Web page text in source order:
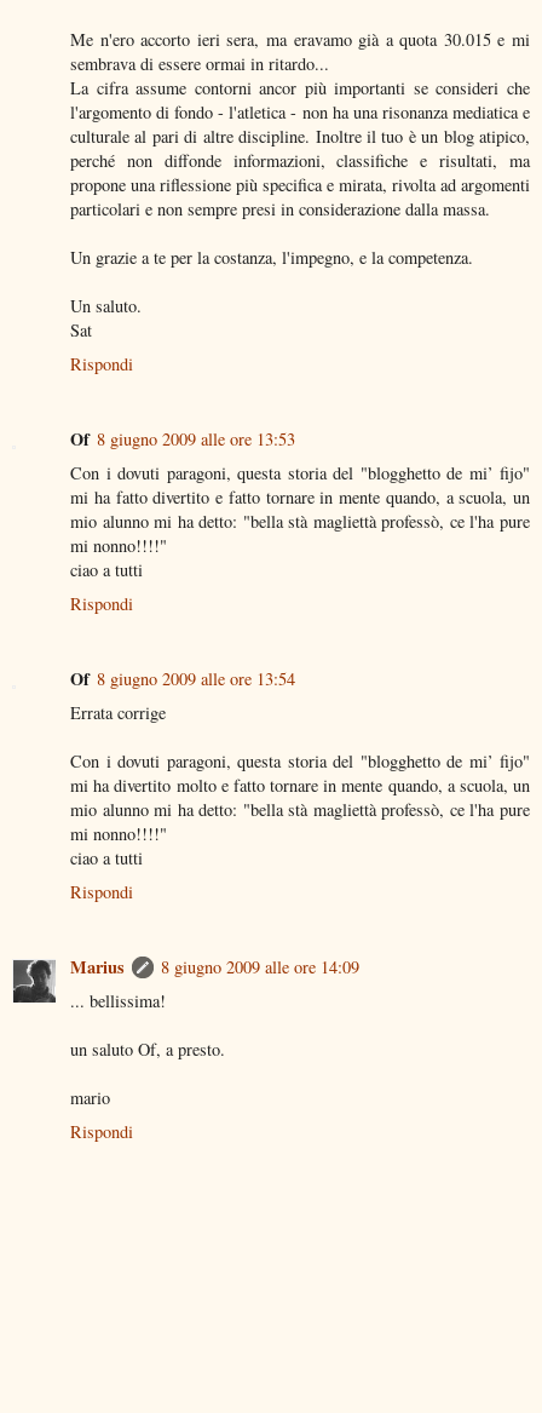
Me n'ero accorto ieri sera, ma eravamo già a quota 30.015 e mi
sembrava di essere ormai in ritardo...
La cifra assume contorni ancor più importanti se consideri che
l'argomento di fondo - l'atletica - non ha una risonanza mediatica e
culturale al pari di altre discipline. Inoltre il tuo è un blog atipico,
perché non diffonde informazioni, classifiche e risultati, ma
propone una riflessione più specifica e mirata, rivolta ad argomenti
particolari e non sempre presi in considerazione dalla massa.
Un grazie a te per la costanza, l'impegno, e la competenza.
Un saluto.
Sat
Rispondi
Of 8 giugno 2009 alle ore 13:53
Con i dovuti paragoni, questa storia del "blogghetto de mi’ fijo"
mi ha fatto divertito e fatto tornare in mente quando, a scuola, un
mio alunno mi ha detto: "bella stà magliettà professò, ce l'ha pure
mi nonno!!!!"
ciao a tutti
Rispondi
Of 8 giugno 2009 alle ore 13:54
Errata corrige
Con i dovuti paragoni, questa storia del "blogghetto de mi’ fijo"
mi ha divertito molto e fatto tornare in mente quando, a scuola, un
mio alunno mi ha detto: "bella stà magliettà professò, ce l'ha pure
mi nonno!!!!"
ciao a tutti
Rispondi
Marius
8 giugno 2009 alle ore 14:09
... bellissima!
un saluto Of, a presto.
mario
Rispondi